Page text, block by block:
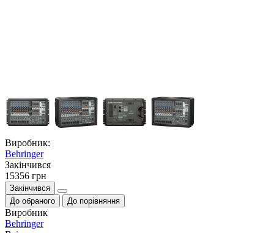
Виробник:
Behringer
Закiнчився
15356 грн
Закінчився
До обраного
До порівняння
Виробник
Behringer